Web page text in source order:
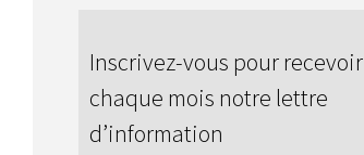
Inscrivez-vous pour recevoir
chaque mois notre lettre
d’information